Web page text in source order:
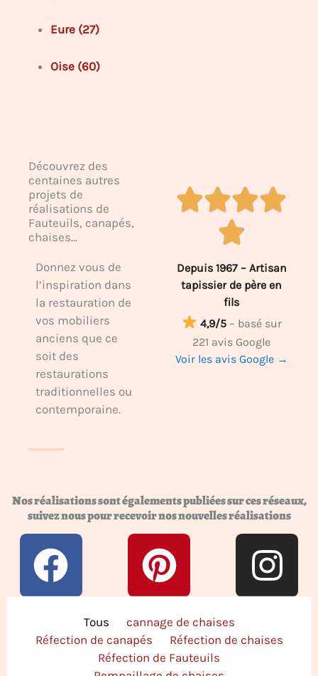
Eure (27)
Oise (60)
Découvrez des
centaines autres
projets de
réalisations de
Fauteuils, canapés,
chaises...
Donnez vous de
l’inspiration dans
la restauration de
vos mobiliers
anciens que ce
soit des
restaurations
traditionnelles ou
contemporaine.
Depuis 1967 – Artisan
tapissier de père en
fils
4,9/5 – basé sur
221 avis Google
Voir les avis Google →
Nos réalisations sont égalements publiées sur ces réseaux,
suivez nous pour recevoir nos nouvelles réalisations
F
a
e
P
i
n
t
I
n
t
Tous
cannage de chaises
Réfection de canapés
Réfection de chaises
Réfection de Fauteuils